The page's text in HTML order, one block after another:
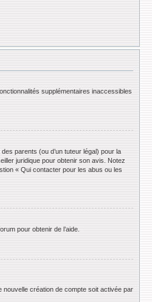
supplémentaires inaccessibles
parents (ou d’un tuteur légal) pour la
juridique pour obtenir son avis. Notez
« Qui contacter pour les abus ou les
pour obtenir de l’aide.
création de compte soit activée par